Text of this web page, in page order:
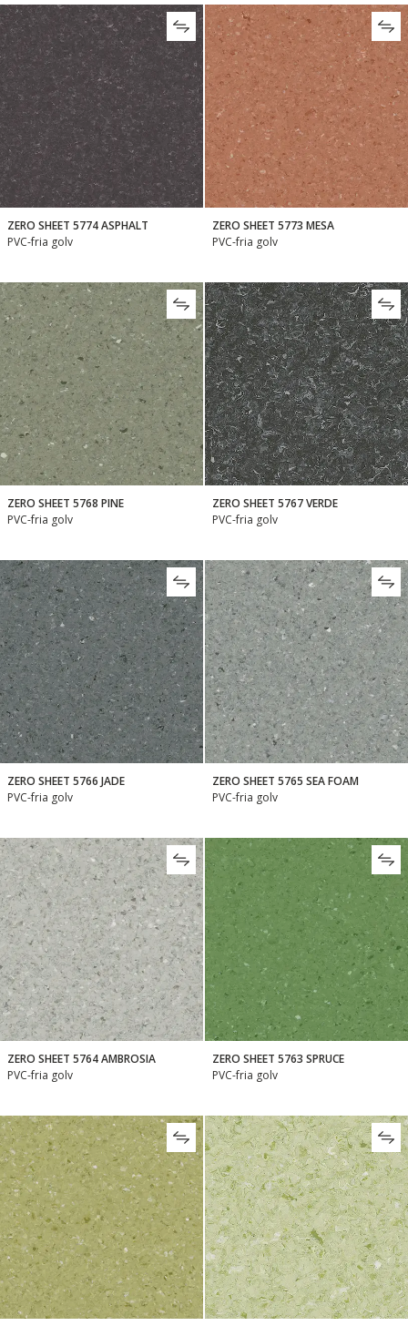
ZERO SHEET 5774 ASPHALT
PVC-fria golv
ZERO SHEET 5773 MESA
PVC-fria golv
ZERO SHEET 5768 PINE
PVC-fria golv
ZERO SHEET 5767 VERDE
PVC-fria golv
ZERO SHEET 5766 JADE
PVC-fria golv
ZERO SHEET 5765 SEA FOAM
PVC-fria golv
ZERO SHEET 5764 AMBROSIA
PVC-fria golv
ZERO SHEET 5763 SPRUCE
PVC-fria golv